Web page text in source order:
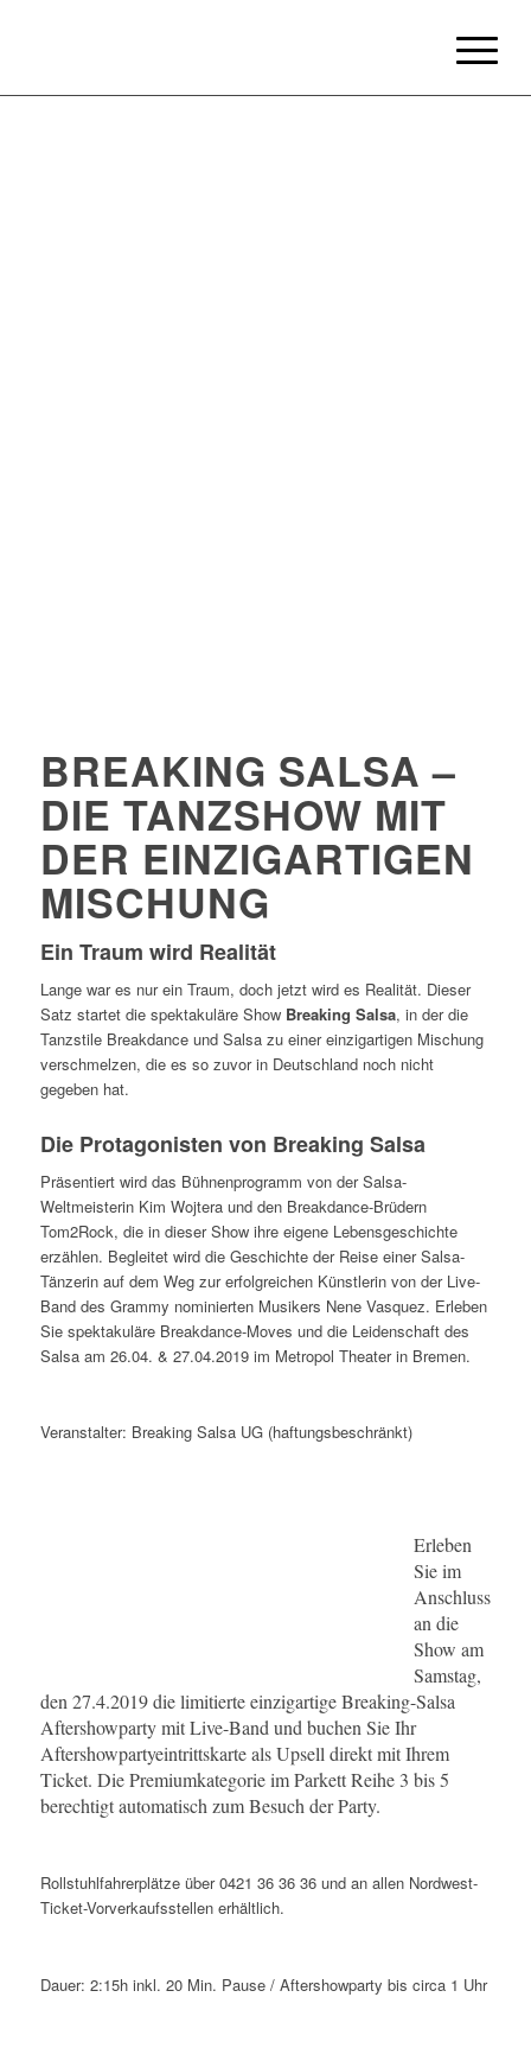
BREAKING SALSA –
DIE TANZSHOW MIT
DER EINZIGARTIGEN
MISCHUNG
Ein Traum wird Realität
Lange war es nur ein Traum, doch jetzt wird es Realität. Dieser
Satz startet die spektakuläre Show Breaking Salsa, in der die
Tanzstile Breakdance und Salsa zu einer einzigartigen Mischung
verschmelzen, die es so zuvor in Deutschland noch nicht
gegeben hat.
Die Protagonisten von Breaking Salsa
Präsentiert wird das Bühnenprogramm von der Salsa-
Weltmeisterin Kim Wojtera und den Breakdance-Brüdern
Tom2Rock, die in dieser Show ihre eigene Lebensgeschichte
erzählen. Begleitet wird die Geschichte der Reise einer Salsa-
Tänzerin auf dem Weg zur erfolgreichen Künstlerin von der Live-
Band des Grammy nominierten Musikers Nene Vasquez. Erleben
Sie spektakuläre Breakdance-Moves und die Leidenschaft des
Salsa am 26.04. & 27.04.2019 im Metropol Theater in Bremen.
Veranstalter: Breaking Salsa UG (haftungsbeschränkt)
Erleben
Sie im
Anschluss
an die
Show am
Samstag,
den 27.4.2019 die limitierte einzigartige Breaking-Salsa
Aftershowparty mit Live-Band und buchen Sie Ihr
Aftershowpartyeintrittskarte als Upsell direkt mit Ihrem
Ticket. Die Premiumkategorie im Parkett Reihe 3 bis 5
berechtigt automatisch zum Besuch der Party.
Rollstuhlfahrerplätze über 0421 36 36 36 und an allen Nordwest-
Ticket-Vorverkaufsstellen erhältlich.
Dauer: 2:15h inkl. 20 Min. Pause / Aftershowparty bis circa 1 Uhr